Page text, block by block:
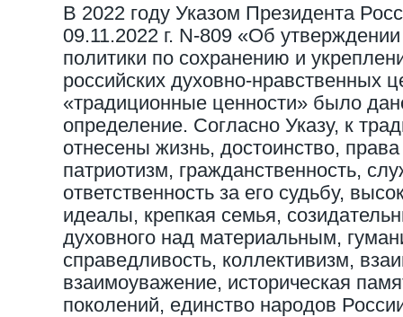
В 2022 году Указом Президента
09.11.2022 г. N-809 «Об
политики по сохранению и
российских духовно-нравственных
«традиционные ценности» было
определение. Согласно Указу, к
отнесены жизнь, достоинство,
патриотизм, гражданственность,
ответственность за его судьбу,
идеалы, крепкая семья,
духовного над материальным,
справедливость, коллективизм,
взаимоуважение, историческая
поколений, единство народов